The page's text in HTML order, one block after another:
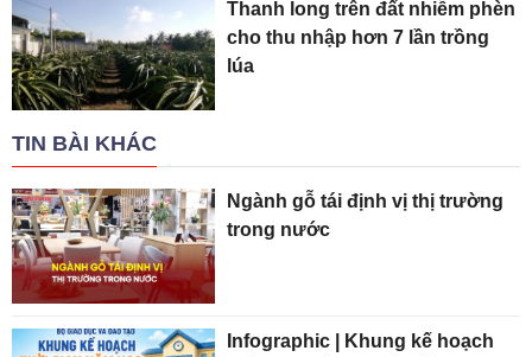
Thanh long trên đất nhiễm phèn
cho thu nhập hơn 7 lần trồng
lúa
TIN BÀI KHÁC
Ngành gỗ tái định vị thị trường
trong nước
Infographic | Khung kế hoạch